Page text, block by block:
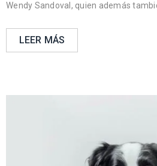
Wendy Sandoval, quien además
LEER MÁS